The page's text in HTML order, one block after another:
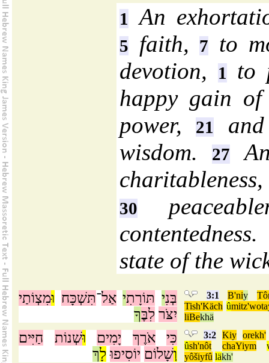
1 An
5 faith,7
to
devotion,
1to
happy gain
power,21
wisdom.
27An
charitableness,
30
state of the
בְּנִי תּוֹרָתִי אַל־תִּשְׁכָּח וּמִצְוֹתַי
יִצֹּר לִבֶּךָ
3:1 B'niy
Tish'Käch û
liBekhä
כִּי אֹרֶךְ יָמִים וּשְׁנוֹת
חַיִּים
וְשָׁלוֹם יוֹסִיפוּ לָךְ
3:2 Kiy orekh'
ûsh'nôt chaYiym
yôšiyfû läkh'